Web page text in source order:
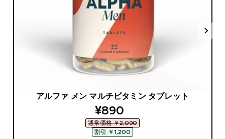
アルファ メン マルチビタミン タブレット
discounted price
¥890‎
通常価格 ￥2,090‎
割引 ￥1,200‎